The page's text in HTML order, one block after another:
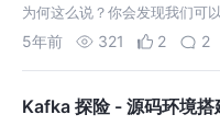
为何这么说？你会发现我们可
5年前 321 2 2
Kafka 探险 - 源码环境搭